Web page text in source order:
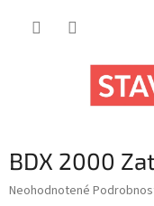
BDX 2000
Priemerné
Neohodnotené